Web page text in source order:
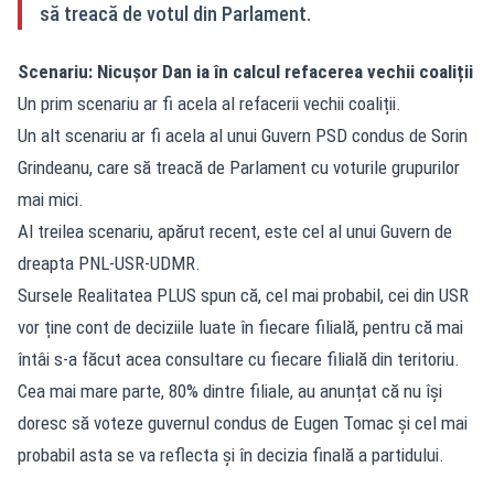
să treacă de votul din Parlament.
Scenariu: Nicușor Dan ia în calcul refacerea vechii coaliții
Un prim scenariu ar fi acela al refacerii vechii coaliții.
Un alt scenariu ar fi acela al unui Guvern PSD condus de Sorin
Grindeanu, care să treacă de Parlament cu voturile grupurilor
mai mici.
Al treilea scenariu, apărut recent, este cel al unui Guvern de
dreapta PNL-USR-UDMR.
Sursele Realitatea PLUS spun că, cel mai probabil, cei din USR
vor ține cont de deciziile luate în fiecare filială, pentru că mai
întâi s-a făcut acea consultare cu fiecare filială din teritoriu.
Cea mai mare parte, 80% dintre filiale, au anunțat că nu își
doresc să voteze guvernul condus de Eugen Tomac și cel mai
probabil asta se va reflecta și în decizia finală a partidului.